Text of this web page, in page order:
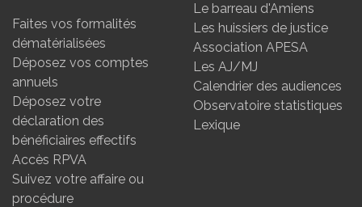
Faites vos formalités
dématérialisées
Déposez vos comptes
annuels
Déposez votre
déclaration des
bénéficiaires effectifs
Accès RPVA
Suivez votre affaire ou
procédure
Le barreau d'Amiens
Les huissiers de justice
Association APESA
Les AJ/MJ
Calendrier des audiences
Observatoire statistiques
Lexique